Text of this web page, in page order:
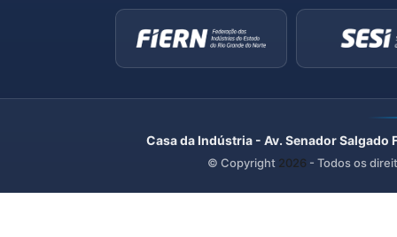
Casa da Indústria - Av. Senador
© Copyright 2026 - Todos os